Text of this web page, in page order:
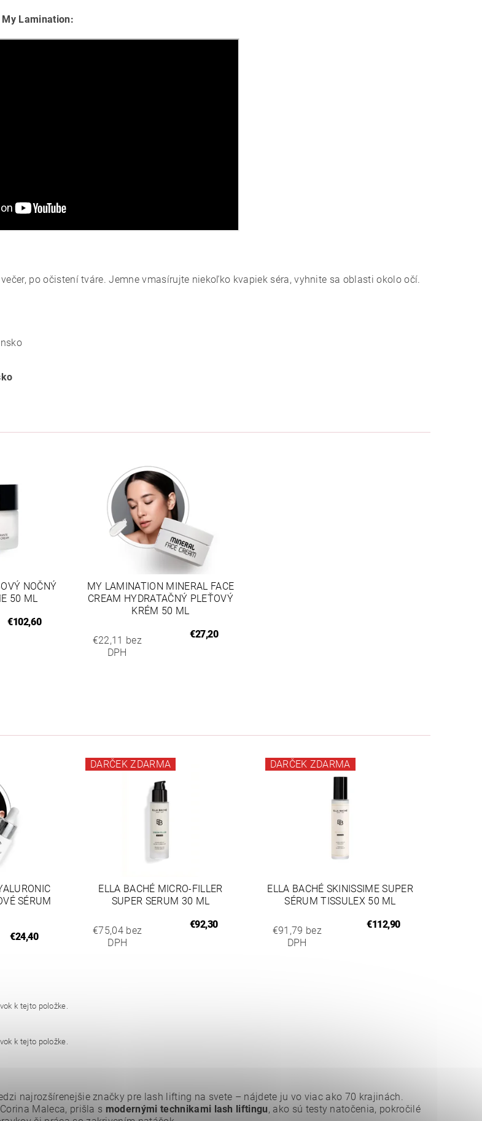
Lamination:
po očistení tváre. Jemne vmasírujte niekoľko kvapiek séra, vyhnite sa oblasti okolo očí.
NOČNÝ
50 ML
€102,60
MY LAMINATION MINERAL FACE
CREAM HYDRATAČNÝ PLEŤOVÝ
KRÉM 50 ML
€22,11 bez
DPH
€27,20
SÉRUM
€24,40
DARČEK ZDARMA
ELLA BACHÉ MICRO-FILLER
SUPER SERUM 30 ML
€75,04 bez
DPH
€92,30
DARČEK ZDARMA
ELLA BACHÉ SKINISSIME SUPER
SÉRUM TISSULEX 50 ML
€91,79 bez
DPH
€112,90
k tejto položke.
k tejto položke.
najrozšírenejšie značky pre lash lifting na svete – nájdete ju vo viac ako 70 krajinách.
Maleca, prišla s modernými technikami lash liftingu, ako sú testy natočenia, pokročilé